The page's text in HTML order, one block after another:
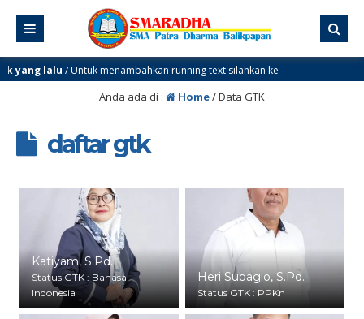
lalu/ Untuk menambahkan running text silahkan ke
> Sekilas Info
Anda ada di : Home/Data GTK
daftar gtk
Katiyam, S.Pd.
Status GTK : Bahasa
Indonesia
Heri Subagio, S.Pd.
Status GTK : PPKn